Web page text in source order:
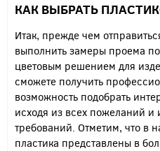
КАК ВЫБРАТЬ
Итак, прежде чем
выполнить замеры проема
цветовым решением для
сможете получить
возможность подобрать
исходя из всех пожеланий и
требований. Отметим, что в
пластика представлены в